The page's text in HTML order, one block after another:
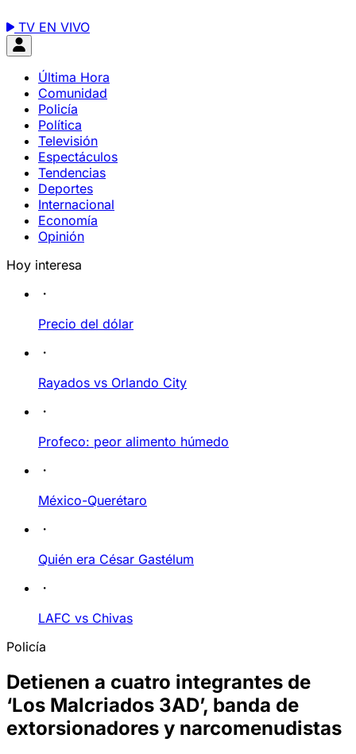
TV EN VIVO
Última Hora
Comunidad
Policía
Política
Televisión
Espectáculos
Tendencias
Deportes
Internacional
Economía
Opinión
Hoy interesa
Precio del dólar
Rayados vs Orlando City
Profeco: peor alimento húmedo
México-Querétaro
Quién era César Gastélum
LAFC vs Chivas
Policía
Detienen a cuatro integrantes de
‘Los Malcriados 3AD’, banda de
extorsionadores y narcomenudistas